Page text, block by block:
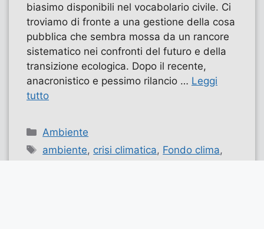
biasimo disponibili nel vocabolario civile. Ci
troviamo di fronte a una gestione della cosa
pubblica che sembra mossa da un rancore
sistematico nei confronti del futuro e della
transizione ecologica. Dopo il recente,
anacronistico e pessimo rilancio … Leggi
tutto
Categorie
Ambiente
Tag
ambiente, crisi climatica, Fondo clima,